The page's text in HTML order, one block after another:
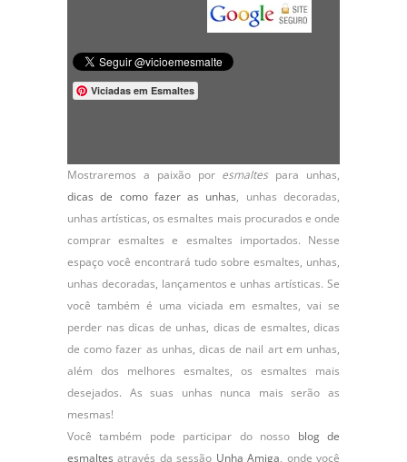
Viciadas em Esmaltes
Mostraremos a paixão por esmaltes para unhas,
dicas de como fazer as unhas, unhas decoradas,
unhas artísticas, osesmaltes mais procurados e onde
comprar esmaltes e esmaltes importados. Nesse
espaço você encontrará tudo sobre esmaltes, unhas,
unhas decoradas, lançamentos e unhas artísticas. Se
você também é uma viciada em esmaltes, vai se
perder nas dicas de unhas, dicas de esmaltes, dicas
de como fazer as unhas, dicas de nail art em unhas,
além dos melhores esmaltes, os esmaltes mais
desejados. As suas unhas nunca mais serão as
mesmas!
Você também pode participar do nosso blog de
esmaltes através da sessão Unha Amiga, onde você